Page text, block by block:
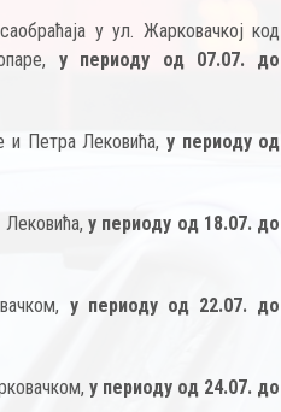
у ул. Жарковачкој код
у периоду од 07.07. до
и Петра Лековића,у периоду од
у периоду од 18.07. до
у периоду од 22.07. до
у периоду од 24.07. до